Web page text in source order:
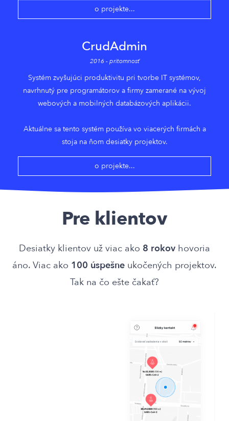
o projekte...
CrudAdmin
2016 - pritomnosť
Systém zvyšujúci produktivitu pri tvorbe IT systémov,
navrhnutý pre programátorov a firmy zamerané na vývoj
webových a mobilných databázových aplikácii.
Aktuálne sa tento systém používa vo viacerých firmách a
stoja na ňom desiatky projektov.
o projekte...
Pre klientov
Desiatky klientov už viac ako 8 rokov hovoria
áno. Viac ako 100 úspešne ukočených projektov.
Tak na čo ešte čakať?